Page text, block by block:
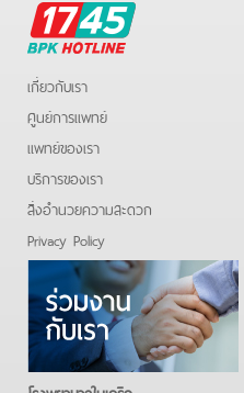
BPK
Hotline
เกี่ยวกับเรา
ศูนย์การแพทย์
แพทย์ของเรา
บริการของเรา
สิ่งอำนวยความสะดวก
Privacy Policy